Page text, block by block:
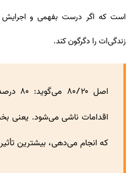
است که اگر درست بفهمی و اجرایش
زندگی‌ات را دگرگون کند.
اقدامات ناشی می‌شود. یعنی
که انجام می‌دهی، بیشترین